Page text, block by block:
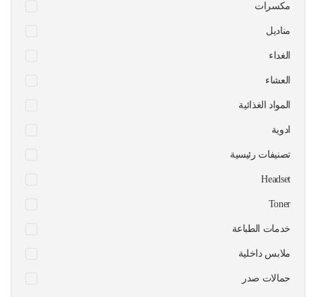
مكسرات
مناديل
الغداء
العشاء
المواد الغذائية
ادوية
تصنيفات رئيسية
Headset
Toner
خدمات الطباعة
ملابس داخلية
حمالات صدر